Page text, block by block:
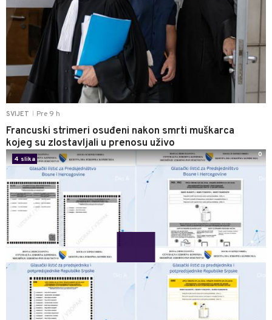
SVIJET Pre 9 h
Francuski strimeri osuđeni nakon smrti muškarca
kojeg su zlostavljali u prenosu uživo
4 slika
0